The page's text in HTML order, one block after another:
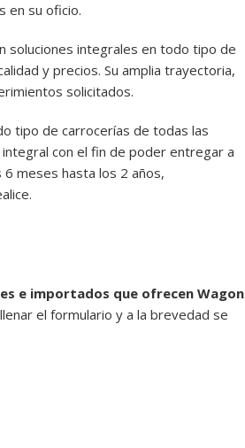
en su oficio.
soluciones integrales en todo tipo de
y precios. Su amplia trayectoria,
solicitados.
tipo de carrocerías de todas las
con el fin de poder entregar a
meses hasta los 2 años,
e importados que ofrecen Wagon
el formulario y a la brevedad se